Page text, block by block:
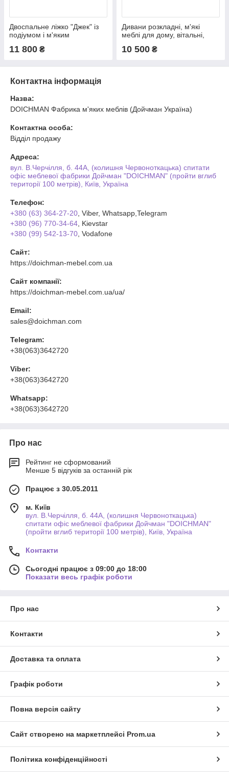
Двоспальне ліжко "Джек" із
подіумом і м'яким
Україні
11 800 ₴
Дивани розкладні, м'які
меблі для дому, вітальні,
купити в Україні
10 500 ₴
Контактна інформація
Назва:
DOICHMAN Фабрика м'яких меблів (Дойчман Україна)
Контактна особа:
Відділ продажу
Адреса:
вул. В.Черчілля, б. 44А, (колишня Червоноткацька) спитати
офіс меблевої фабрики Дойчман "DOICHMAN" (пройти вглиб
території 100 метрів), Київ, Україна
Телефон:
+380 (63) 364-27-20 , Viber, Whatsapp,Telegram
+380 (96) 770-34-64 , Kievstar
+380 (99) 542-13-70 , Vodafone
Сайт:
https://doichman-mebel.com.ua
Сайт компанії:
https://doichman-mebel.com.ua/ua/
Email:
sales@doichman.com
Telegram:
+38(063)3642720
Viber:
+38(063)3642720
Whatsapp:
+38(063)3642720
Про нас
Рейтинг не сформований
Менше 5 відгуків за останній рік
Працює з 30.05.2011
м. Київ
вул. В.Черчілля, б. 44А, (колишня Червоноткацька)
спитати офіс меблевої фабрики Дойчман "DOICHMAN"
(пройти вглиб території 100 метрів), Київ, Україна
Контакти
Сьогодні працює з 09:00 до 18:00
Показати весь графік роботи
Про нас
Контакти
Доставка та оплата
Графік роботи
Повна версія сайту
Сайт створено на маркетплейсі Prom.ua
Політика конфіденційності